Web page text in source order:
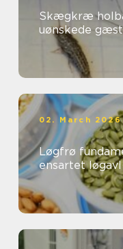
Skægkræ holbæk sådan
uønskede
02. March 2026
Løgfrø fundamentet for en sund og
ensartet løgavl